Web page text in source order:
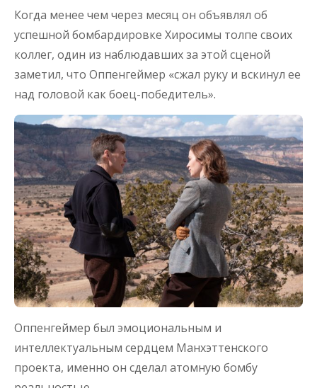
Когда менее чем через месяц он объявлял об
успешной бомбардировке Хиросимы толпе своих
коллег, один из наблюдавших за этой сценой
заметил, что Оппенгеймер «сжал руку и вскинул ее
над головой как боец-победитель».
Оппенгеймер был эмоциональным и
интеллектуальным сердцем Манхэттенского
проекта, именно он сделал атомную бомбу